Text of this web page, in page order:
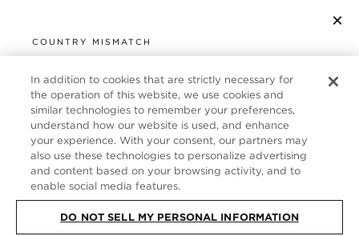
×
COUNTRY MISMATCH
UNITED STATES
It looks like you are visiting us from United States,
but you are currently browsing our France store.
Would you like to be redirected to your local site?
SHOP IN UNITED STATES
SERVICE CLIENT
À PROPOS
FOLLOW US
In addition to cookies that are strictly necessary for
the operation of this website, we use cookies and
similar technologies to remember your preferences,
understand how our website is used, and enhance
your experience. With your consent, our partners may
also use these technologies to personalize advertising
and content based on your browsing activity, and to
enable social media features.
DO NOT SELL MY PERSONAL INFORMATION